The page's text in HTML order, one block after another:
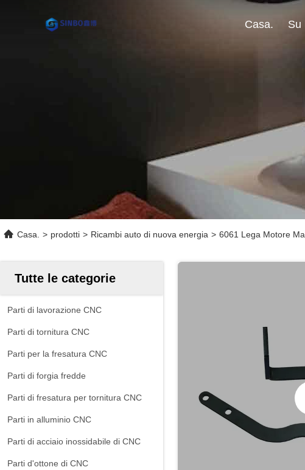
Casa. Su
Casa. > prodotti > Ricambi auto di nuova energia > 6061 Lega Motore
Tutte le categorie
Parti di lavorazione CNC
Parti di tornitura CNC
Parti per la fresatura CNC
Parti di forgia fredde
Parti di fresatura per tornitura CNC
Parti in alluminio CNC
Parti di acciaio inossidabile di CNC
Parti d'ottone di CNC